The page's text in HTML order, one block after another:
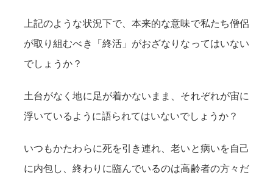
上記のような状況下で、本来的な意味で私たち僧侶
が取り組むべき「終活」がおざなりなってはいない
でしょうか？
土台がなく地に足が着かないまま、それぞれが宙に
浮いているように語られてはいないでしょうか？
いつもかたわらに死を引き連れ、老いと病いを自己
に内包し、終わりに臨んでいるのは高齢者の方々だ